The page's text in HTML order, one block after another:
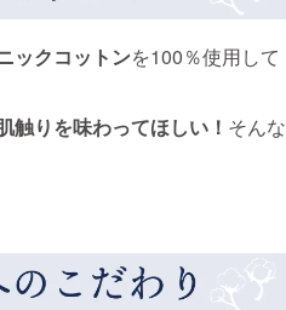
ックコットンを100％使用して
触りを味わってほしい！ そんな